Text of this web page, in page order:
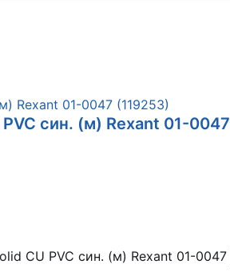
PVC син. (м) Rexant 01-0047
CU PVC син. (м) Rexant 01-0047